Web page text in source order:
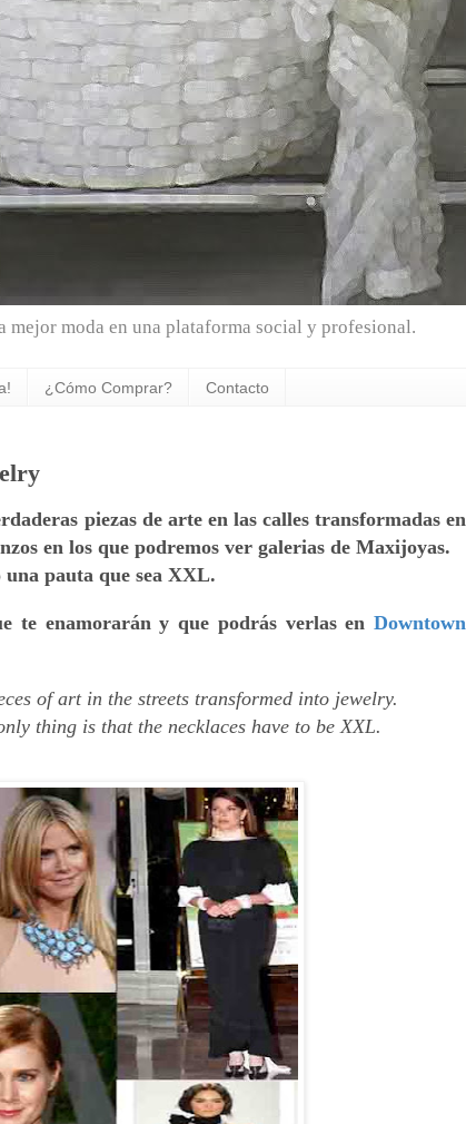
mejor moda en una plataforma social y profesional.
¿Cómo Comprar? Contacto
piezas de arte en las calles transformadas en
en los que podremos ver galerias de Maxijoyas.
pauta que sea XXL.
te enamorarán y que podrás verlas en Downtown
of art in the streets transformed into jewelry.
thing is that the necklaces have to be XXL.